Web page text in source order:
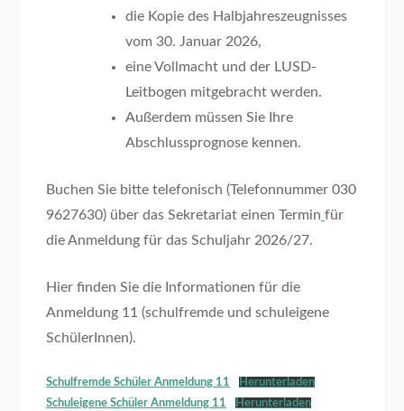
die Kopie des Halbjahreszeugnisses
vom 30. Januar 2026,
eine Vollmacht und der LUSD-
Leitbogen mitgebracht werden.
Außerdem müssen Sie Ihre
Abschlussprognose kennen.
Buchen Sie bitte telefonisch (Telefonnummer 030
9627630) über das Sekretariat einen Termin für
die Anmeldung für das Schuljahr 2026/27.
Hier finden Sie die Informationen für die
Anmeldung 11 (schulfremde und schuleigene
SchülerInnen).
Schulfremde Schüler Anmeldung 11
Herunterladen
Schuleigene Schüler Anmeldung 11
Herunterladen